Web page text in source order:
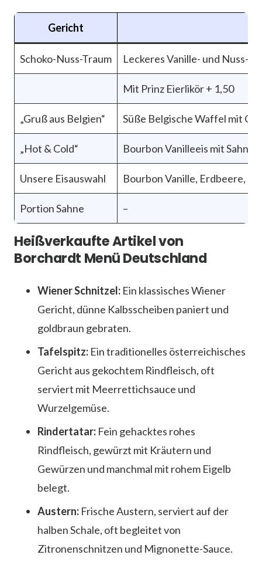
Gericht
Schoko-Nuss-Traum Leckeres Vanille- und Nuss-
Mit Prinz Eierlikör + 1,50
„Gruß aus Belgien“ Süße Belgische Waffel mit
„Hot & Cold“ Bourbon Vanilleeis mit
Unsere Eisauswahl Bourbon Vanille, Erdbeere,
Portion Sahne –
Heißverkaufte Artikel von
Borchardt Menü Deutschland
Wiener Schnitzel: Ein klassisches Wiener
Gericht, dünne Kalbsscheiben paniert und
goldbraun gebraten.
Tafelspitz: Ein traditionelles österreichisches
Gericht aus gekochtem Rindfleisch, oft
serviert mit Meerrettichsauce und
Wurzelgemüse.
Rindertatar: Fein gehacktes rohes
Rindfleisch, gewürzt mit Kräutern und
Gewürzen und manchmal mit rohem Eigelb
belegt.
Austern: Frische Austern, serviert auf der
halben Schale, oft begleitet von
Zitronenschnitzen und Mignonette-Sauce.